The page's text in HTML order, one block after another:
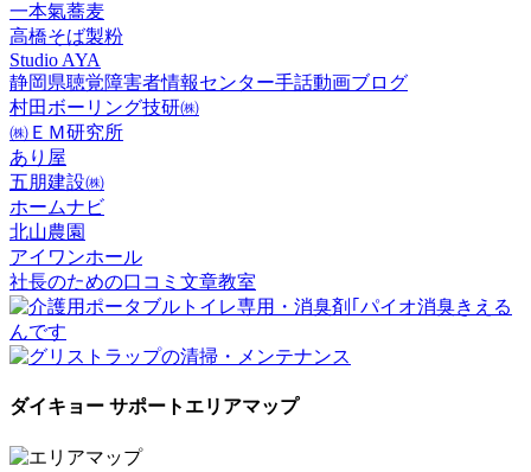
一本氣蕎麦
高橋そば製粉
Studio AYA
静岡県聴覚障害者情報センター手話動画ブログ
村田ボーリング技研㈱
㈱ＥＭ研究所
あり屋
五朋建設㈱
ホームナビ
北山農園
アイワンホール
社長のための口コミ文章教室
ダイキョー サポートエリアマップ